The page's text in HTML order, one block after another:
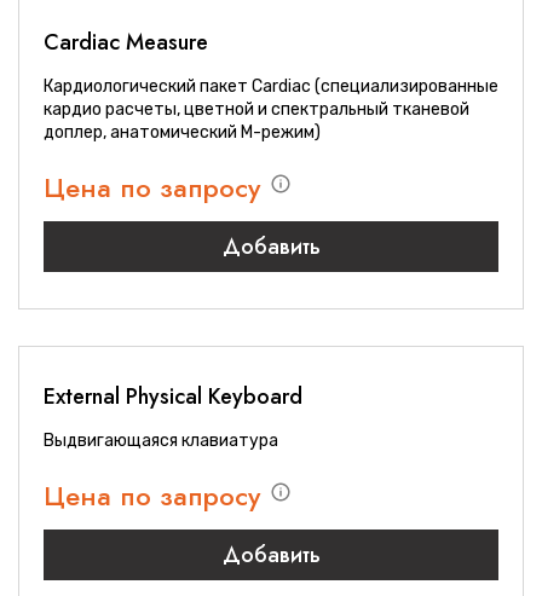
Cardiac Measure
Кардиологический пакет Cardiac (специализированные
кардио расчеты, цветной и спектральный тканевой
доплер, анатомический М-режим)
Цена по запросу
Добавить
External Physical Keyboard
Выдвигающаяся клавиатура
Цена по запросу
Добавить